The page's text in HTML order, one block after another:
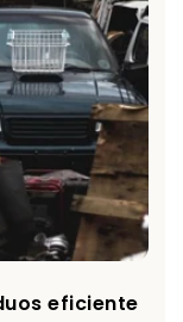
eficiente